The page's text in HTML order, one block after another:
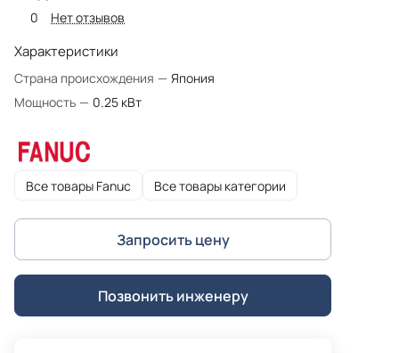
0 Нет отзывов
Характеристики
Страна происхождения — Япония
Мощность — 0.25 кВт
Все товары Fanuc Все товары категории
Запросить цену
Позвонить инженеру